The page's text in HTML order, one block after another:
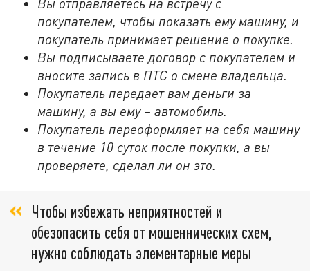
покупателем, чтобы показать ему машину, и
покупатель принимает решение о покупке.
Вы подписываете договор с покупателем и
вносите запись в ПТС о смене владельца.
Покупатель передает вам деньги за
машину, а вы ему – автомобиль.
Покупатель переоформляет на себя машину
в течение 10 суток после покупки, а вы
проверяете, сделал ли он это.
Чтобы избежать неприятностей и
обезопасить себя от мошеннических схем,
нужно соблюдать элементарные меры